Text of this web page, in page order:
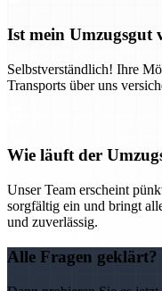
Ist mein Umzugsgut
Selbstverständlich! Ihre
Transports über uns
Wie läuft der
Unser Team erscheint
sorgfältig ein und bringt
und zuverlässig.
Alle Fragen geklärt?